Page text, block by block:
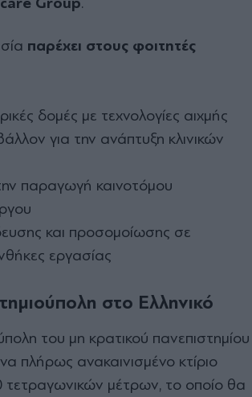
παρέχει στους φοιτητές
δομές με τεχνολογίες αιχμής
για την ανάπτυξη κλινικών
παραγωγή καινοτόμου
και προσομοίωσης σε
εργασίας
στο Ελληνικό
του μη κρατικού πανεπιστημίου
πλήρως ανακαινισμένο κτίριο
μέτρων, το οποίο θα